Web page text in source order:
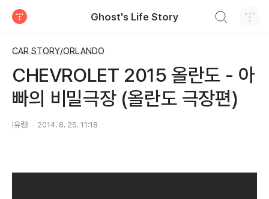
Ghost's Life Story
CAR STORY/ORLANDO
CHEVROLET 2015 올란도 - 아
빠의 비밀극장 (올란도 극장편)
I유령I 2014. 8. 25. 11:18